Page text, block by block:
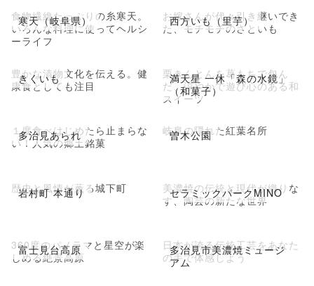
寒天（岐阜県）
食物繊維たっぷりの糸寒天。
いろんな料理に使ってヘルシ
ーライフ
西方いも（里芋）
お嫁さんが代々引き継いでき
た、モチモチのさといも
きくいも
豊かな漬物文化を伝える。健
康食としても注目
満天星 一休「森の水鏡」
（和菓子）
栗きんとんを葛もちで包ん
だ、涼やかで遊び心のある和
スイーツ
多治見あられ
１度食べはじめたら止まらな
い！人気の郷土銘菓
曽木公園
岐阜の隠れた紅葉名所
岩村町 本通り
歴史と風情が薫る城下町 セラミックパークMINO
美濃焼の伝統と現代が織りな
す、陶芸の新たな世界
富士見台高原
360度のパノラマと星空が楽
しめる絶景高原
多治見市美濃焼ミュージ
アム
日本が誇る伝統工芸をあなた
の手で体感しよう